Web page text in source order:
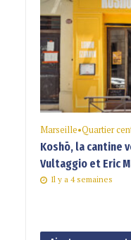
Marseille•Quartier
Koshō, la cantine
Vultaggio et Eric
Il y a 4 semaines